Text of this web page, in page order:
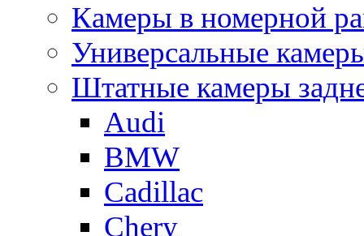
Камеры в номерной
Универсальные
Штатные камеры
Audi
BMW
Cadillac
Chery